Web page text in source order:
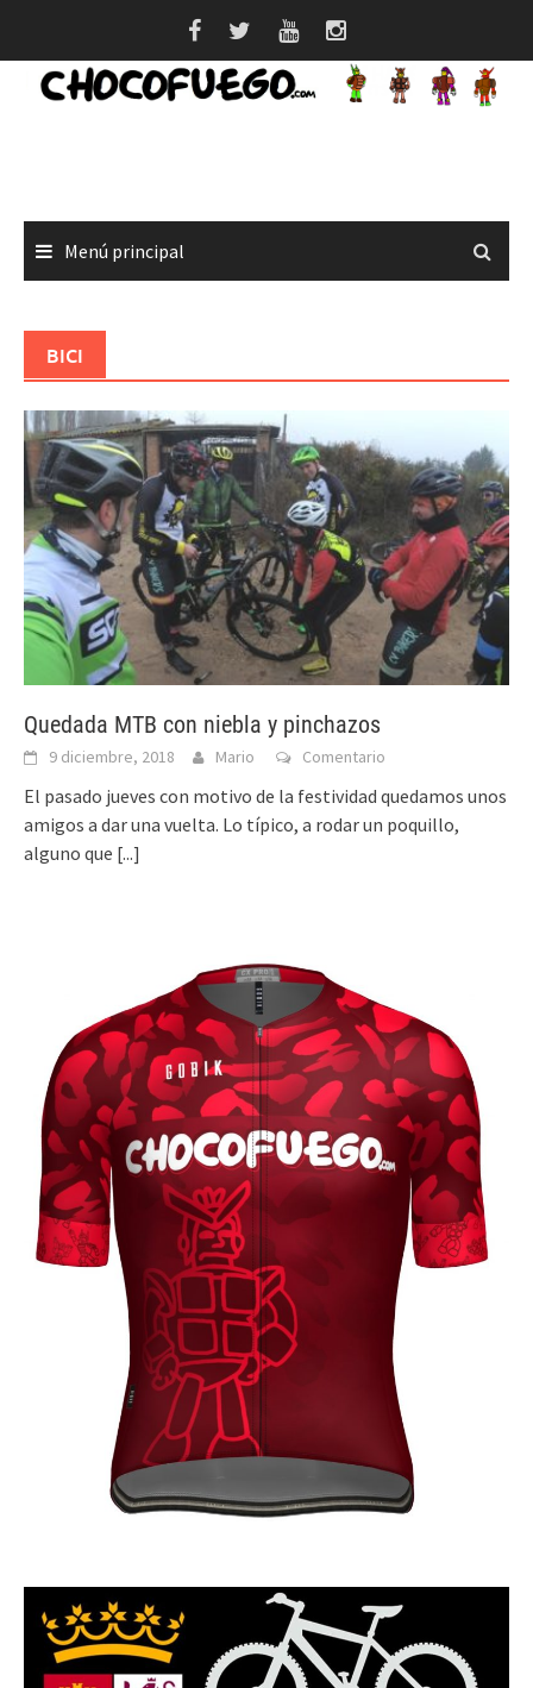
contenido
Menú principal
BICI
Quedada MTB con niebla y pinchazos
9 diciembre, 2018 Mario Comentario
El pasado jueves con motivo de la festividad quedamos unos
amigos a dar una vuelta. Lo típico, a rodar un poquillo,
alguno que [...]